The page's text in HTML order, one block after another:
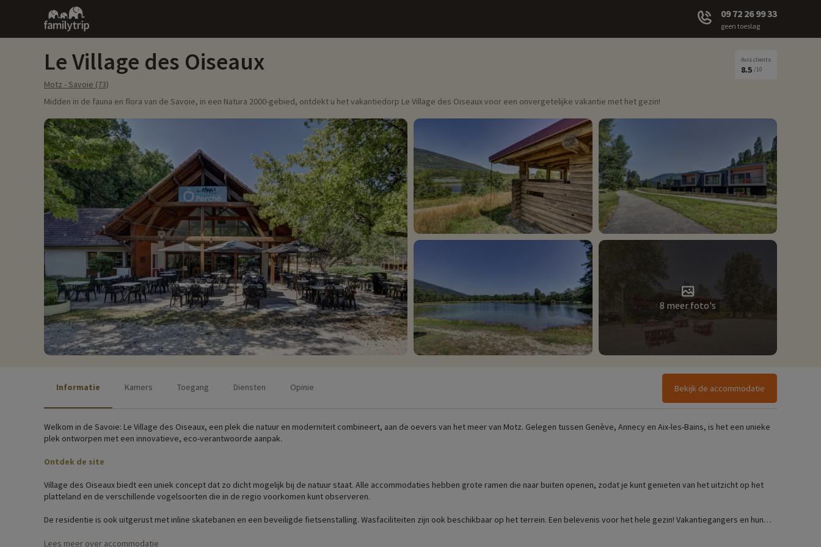
Family
trip
09 72 26 99 33
geen toeslag
Le Village des Oiseaux
Motz - Savoie (73)
Avis clients
8.5 /10
Midden in de fauna en flora van de Savoie, in een Natura 2000-gebied, ontdekt u het vakantiedorp Le Village des Oiseaux voor een onvergetelijke vakantie met het gezin!
8 meer foto's
Informatie Kamers Toegang Diensten Opinie Bekijk de accommodatie
Welkom in de Savoie: Le Village des Oiseaux, een plek die natuur en moderniteit combineert, aan de oevers van het meer van Motz. Gelegen tussen Genève, Annecy en Aix-les-Bains, is het een unieke
plek ontworpen met een innovatieve, eco-verantwoorde aanpak.
Ontdek de site
Village des Oiseaux biedt een uniek concept dat zo dicht mogelijk bij de natuur staat. Alle accommodaties hebben grote ramen die naar buiten openen, zodat je kunt genieten van het uitzicht op het
platteland en de verschillende vogelsoorten die in de regio voorkomen kunt observeren.
De residentie is ook uitgerust met inline skatebanen en een beveiligde fietsenstalling. Wasfaciliteiten zijn ook beschikbaar op het terrein. Een belevenis voor het hele gezin! Vakantiegangers en hun
Lees meer over accommodatie